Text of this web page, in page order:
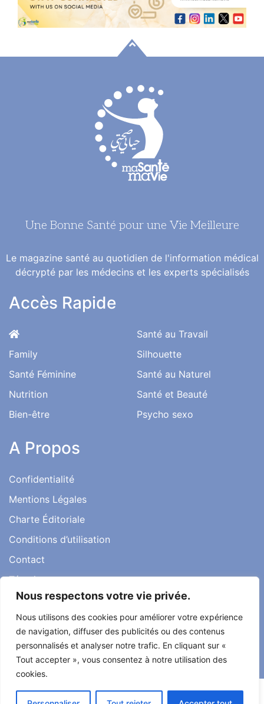
Nous respectons votre vie privée.
Nous utilisons des cookies pour améliorer votre expérience
de navigation, diffuser des publicités ou des contenus
personnalisés et analyser notre trafic. En cliquant sur «
Tout accepter », vous consentez à notre utilisation des
cookies.
Une Bonne Santé pour une Vie Meilleure
Le magazine santé au quotidien de l'information médical
décrypté par les médecins et les experts spécialisés
Accès Rapide
Family
Santé Féminine
Nutrition
Bien-être
Santé au Travail
Silhouette
Santé au Naturel
Santé et Beauté
Psycho sexo
A Propos
Confidentialité
Mentions Légales
Charte Éditoriale
Conditions d’utilisation
Contact
Témoignages
Tout droit réservé ma santé ma vie 2022
Développé par Alcomnet